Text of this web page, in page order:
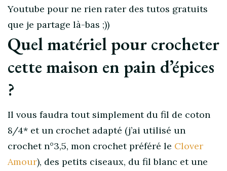
Youtube pour ne rien rater des tutos gratuits
que je partage là-bas ;))
Quel matériel pour crocheter
cette maison en pain d’épices
?
Il vous faudra tout simplement du fil de coton
8/4* et un crochet adapté (j’ai utilisé un
crochet n°3,5, mon crochet préféré le Clover
Amour), des petits ciseaux, du fil blanc et une